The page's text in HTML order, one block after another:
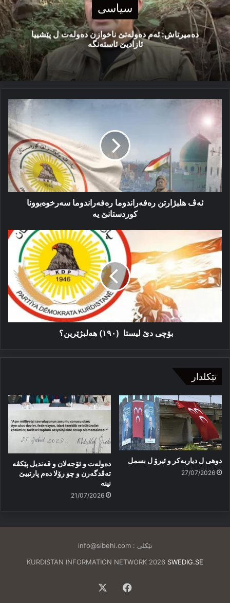
سیاسی
دەمیرتاش: ئەم دەولەتێ ناخوازن دەولەت ل پێشییا
ئازادیێ ئاستەنگە
ئەڤ
هلبژارتن
ره‌فه‌راندوما
ره‌فه‌راندوما
سه‌رخوه‌بوونا
کوردستانێ
یە
ئەڤ هلبژارتن ره‌فه‌راندوما ره‌فه‌راندوما سه‌رخوه‌بوونا
کوردستانێ یە
بۆچی
دێ
لیستا
(١٩٠)
هەلبژێرین؟
بۆچی دێ لیستا (١٩٠) هەلبژێرین؟
تێکلدار
دوهی ل دیاربەکر و ئیرۆ ل بسمل
27/07/2026
دەولەت و ئۆجەلان و قەندیل پێکڤە
تەڤدگەرن و چو رۆلا دەم پارتییێ
نینە
21/07/2026
تێکلی :info@sibehi.com
KURDISTAN INFORMATION NETWORK 2026 SWEDIG.SE
Facebook